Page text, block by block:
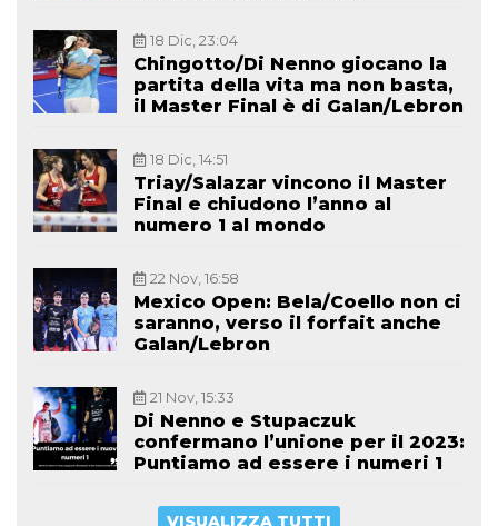
18 Dic, 23:04
Chingotto/Di Nenno giocano la
partita della vita ma non basta,
il Master Final è di Galan/Lebron
18 Dic, 14:51
Triay/Salazar vincono il Master
Final e chiudono l’anno al
numero 1 al mondo
22 Nov, 16:58
Mexico Open: Bela/Coello non ci
saranno, verso il forfait anche
Galan/Lebron
21 Nov, 15:33
Di Nenno e Stupaczuk
confermano l’unione per il 2023:
Puntiamo ad essere i numeri 1
VISUALIZZA TUTTI